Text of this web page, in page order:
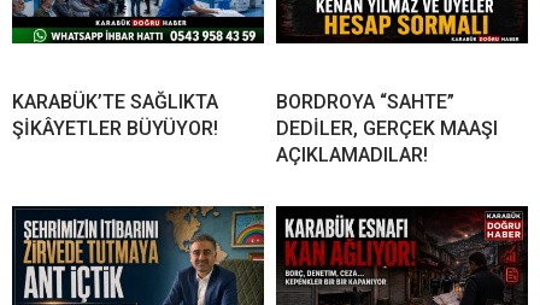
KARABÜK’TE SAĞLIKTA
ŞİKÂYETLER BÜYÜYOR!
BORDROYA “SAHTE”
DEDİLER, GERÇEK MAAŞI
AÇIKLAMADILAR!